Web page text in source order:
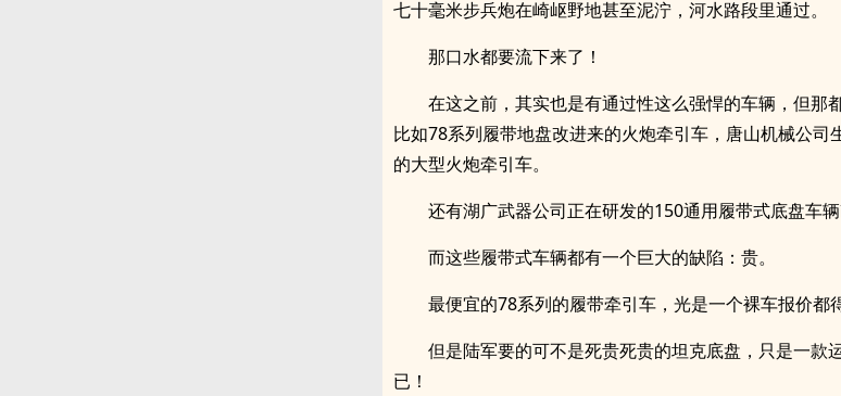
七十毫米步兵炮在崎岖野地甚至泥泞，河水路段里通过。
那口水都要流下来了！
在这之前，其实也是有通过性这么强悍的车辆，但那
比如78系列履带地盘改进来的火炮牵引车，唐山机械公司
的大型火炮牵引车。
还有湖广武器公司正在研发的150通用履带式底盘车辆
而这些履带式车辆都有一个巨大的缺陷：贵。
最便宜的78系列的履带牵引车，光是一个裸车报价都
但是陆军要的可不是死贵死贵的坦克底盘，只是一款
已！